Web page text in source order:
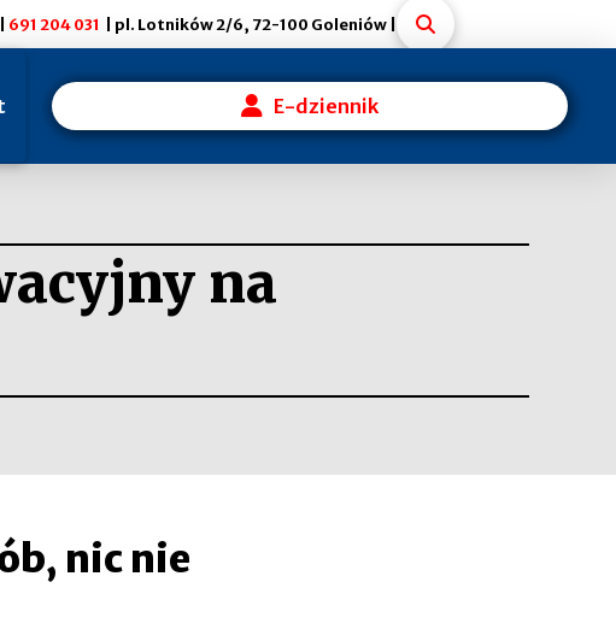
| 691 204 031 | pl. Lotników 2/6, 72-100 Goleniów |
E-dziennik
na
nic nie